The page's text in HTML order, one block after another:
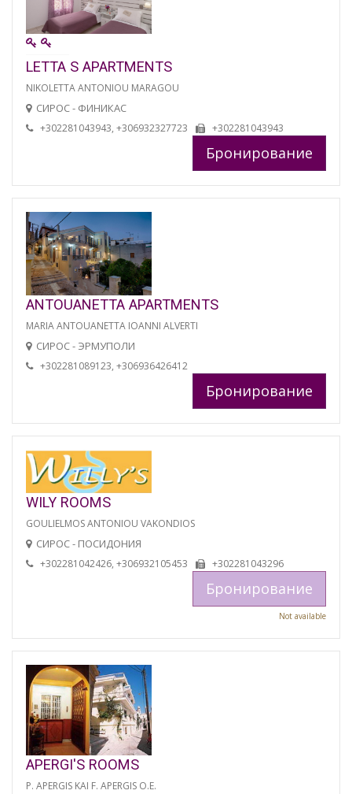
LETTA S APARTMENTS
NIKOLETTA ANTONIOU MARAGOU
СИРОС - ФИНИКАС
+302281043943, +306932327723 +302281043943
Бронирование
ANTOUANETTA APARTMENTS
MARIA ANTOUANETTA IOANNI ALVERTI
СИРОС - ЭРМУПОЛИ
+302281089123, +306936426412
Бронирование
WILY ROOMS
GOULIELMOS ANTONIOU VAKONDIOS
СИРОС - ПОСИДОНИЯ
+302281042426, +306932105453 +302281043296
Бронирование
Not available
APERGI'S ROOMS
P. APERGIS KAI F. APERGIS O.E.